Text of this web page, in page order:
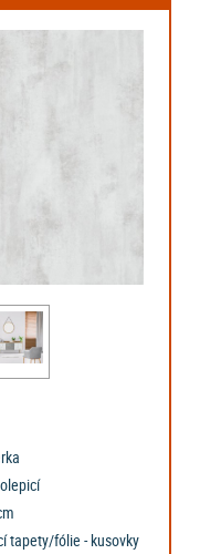
tapety/fólie - kusovky